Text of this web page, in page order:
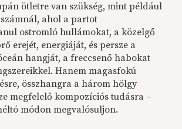
ötletre van szükség, mint például
számnál, ahol a partot
ostromló hullámokat, a közelgő
erejét, energiáját, és persze a
hangját, a freccsenő habokat
Hanem magasfokú
összhangra a három hölgy
megfelelő kompozíciós tudásra –
módon megvalósuljon.